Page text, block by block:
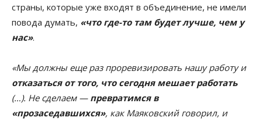
страны, которые уже входят в объединение, не имели
повода думать, «что где-то там будет лучше, чем у
нас».
«Мы должны еще раз проревизировать нашу работу и
отказаться от того, что сегодня мешает работать
(…). Не сделаем — превратимся в
«прозаседавшихся», как Маяковский говорил, и